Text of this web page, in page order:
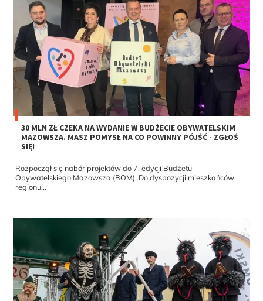
30 MLN ZŁ CZEKA NA WYDANIE W BUDŻECIE OBYWATELSKIM
MAZOWSZA. MASZ POMYSŁ NA CO POWINNY PÓJŚĆ - ZGŁOŚ
SIĘ!
Rozpoczął się nabór projektów do 7. edycji Budżetu
Obywatelskiego Mazowsza (BOM). Do dyspozycji mieszkańców
regionu...